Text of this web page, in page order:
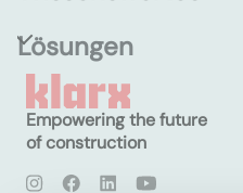
Lösungen
Empowering the future
of construction